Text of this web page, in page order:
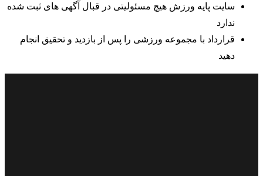
سایت پایه ورزش هیچ مسئولیتی در قبال آگهی های ثبت شده
ندارد
قرارداد با مجموعه ورزشی را پس از بازدید و تحقیق انجام
دهید